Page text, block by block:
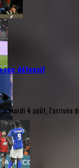
roc défensif
mardi 4 août, l’arrivée